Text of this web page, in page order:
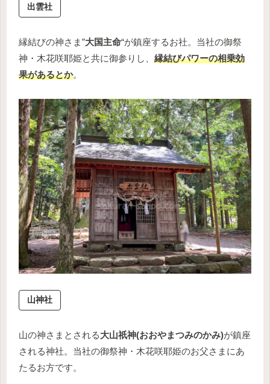
出雲社
縁結びの神さま”大国主命“が鎮座するお社。当社の御祭
神・木花咲耶姫と共に御参りし、 縁結びパワーの相乗効
果があるとか。
山神社
山の神さまとされる大山祇神(おおやまつみのかみ)が鎮座
される神社。当社の御祭神・木花咲耶姫のお父さまにあ
たるお方です。